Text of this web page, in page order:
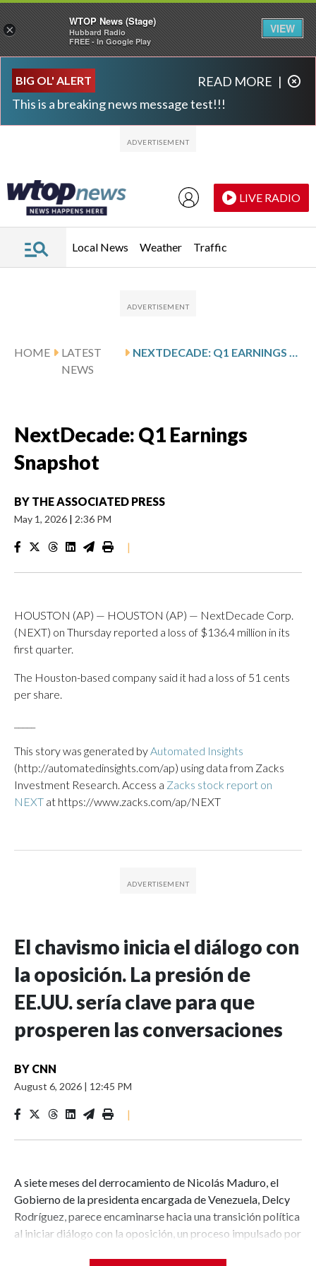
BIG OL' ALERT
This is a breaking news message test!!!
READ MORE |
LIVE RADIO
Local News Weather Traffic
HOME
LATEST
NEWS
NextDecade: Q1 Earnings
Snapshot
BY THE ASSOCIATED PRESS
May 1, 2026 | 2:36 PM
|
HOUSTON (AP) — HOUSTON (AP) — NextDecade Corp.
(NEXT) on Thursday reported a loss of $136.4 million in its
first quarter.
The Houston-based company said it had a loss of 51 cents
per share.
This story was generated by Automated Insights
(http://automatedinsights.com/ap) using data from Zacks
Investment Research. Access a Zacks stock report on
NEXT at https://www.zacks.com/ap/NEXT
El chavismo inicia el diálogo con
la oposición. La presión de
EE.UU. sería clave para que
prosperen las conversaciones
BY CNN
August 6, 2026 | 12:45 PM
|
A siete meses del derrocamiento de Nicolás Maduro, el
Gobierno de la presidenta encargada de Venezuela, Delcy
Rodríguez, parece encaminarse hacia una transición política
al iniciar diálogo con la oposición, un proceso impulsado por
×
WTOP News (Stage)
Hubbard Radio
FREE - In Google Play
VIEW